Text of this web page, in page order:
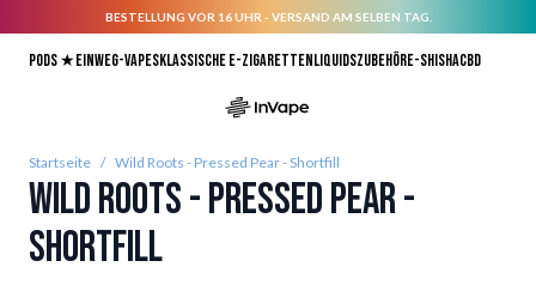
BESTELLUNG VOR 16 UHR - VERSAND AM SELBEN TAG.
Pods ★Einweg-VapesKlassische E-ZigarettenLiquidsZubehörE-ShishaCBD
Startseite / Wild Roots - Pressed Pear - Shortfill
Wild Roots - Pressed Pear -
Shortfill